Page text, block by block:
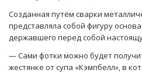
Созданная путём сварки
представляла собой фигуру
державшего перед собой
— Сами фотки можно будет
жестянке от супа «Кэмпбелл», в